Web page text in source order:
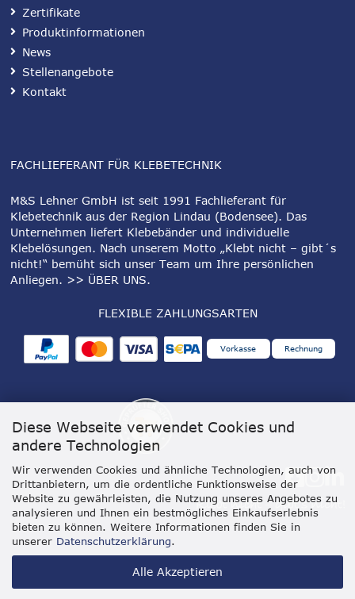
Diese Webseite verwendet Cookies und
andere Technologien
Wir verwenden Cookies und ähnliche Technologien, auch von
Drittanbietern, um die ordentliche Funktionsweise der
Website zu gewährleisten, die Nutzung unseres Angebotes zu
analysieren und Ihnen ein bestmögliches Einkaufserlebnis
bieten zu können. Weitere Informationen finden Sie in
unserer Datenschutzerklärung.
Alle Akzeptieren
FACHLIEFERANT FÜR KLEBETECHNIK
M&S Lehner GmbH ist seit 1991 Fachlieferant für
Klebetechnik aus der Region Lindau (Bodensee). Das
Unternehmen liefert Klebebänder und individuelle
Klebelösungen. Nach unserem Motto „Klebt nicht – gibt´s
nicht!“ bemüht sich unser Team um Ihre persönlichen
Anliegen. >> ÜBER UNS.
FLEXIBLE ZAHLUNGSARTEN
Vorkasse Rechnung
Zertifikate
Produktinformationen
News
Stellenangebote
Kontakt